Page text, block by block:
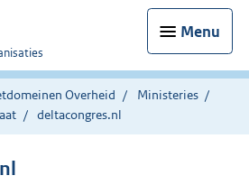
Menu
Overheid
Ministeries
deltacongres.nl